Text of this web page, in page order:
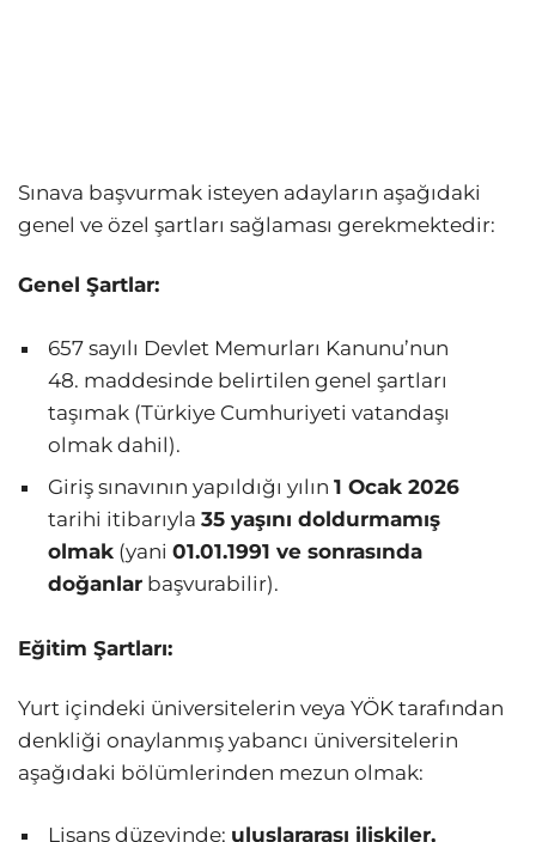
Sınava başvurmak isteyen adayların aşağıdaki
genel ve özel şartları sağlaması gerekmektedir:
Genel Şartlar:
657 sayılı Devlet Memurları Kanunu’nun
48. maddesinde belirtilen genel şartları
taşımak (Türkiye Cumhuriyeti vatandaşı
olmak dahil).
Giriş sınavının yapıldığı yılın 1 Ocak 2026
tarihi itibarıyla 35 yaşını doldurmamış
olmak (yani 01.01.1991 ve sonrasında
doğanlar başvurabilir).
Eğitim Şartları:
Yurt içindeki üniversitelerin veya YÖK tarafından
denkliği onaylanmış yabancı üniversitelerin
aşağıdaki bölümlerinden mezun olmak:
Lisans düzeyinde; uluslararası ilişkiler,